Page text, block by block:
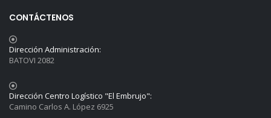
CONTÁCTENOS
Dirección Administración:
BATOVI 2082
Dirección Centro Logístico "El Embrujo":
Camino Carlos A. López 6925